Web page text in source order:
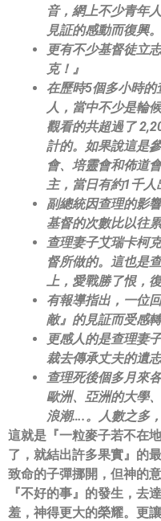
音， 網上不少青年
見証的感動而復興。
更有不少基督徒立
克！ 』
在歷時5個多小時
人， 當中不少是輪
觀看的共超過了
計的。如果說這是
會、培靈會和佈道會
主，當日有約1千人
副總統因查理的影
基督的次數比以往累
查理妻子艾瑞卡柯
督所做的。 這也是
上，愛戰勝了恨，
有報導指出，一位
敵』 的見証而受感
更感人的是查理妻
裁去傳承丈夫的遺志
查理死後個多月來
歐洲、 亞洲的大學
浪潮….。人數之多，
這就是『一粒麥子若不在
了， 就結出許多果實』的
致命的子彈挪開， 但神的
『不好的事』的發生， 去
羞，神得更大的榮耀。 更